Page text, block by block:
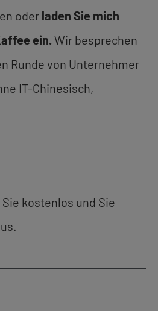
oder laden Sie mich
ein. Wir besprechen
Runde von Unternehmer
IT-Chinesisch,
kostenlos und Sie